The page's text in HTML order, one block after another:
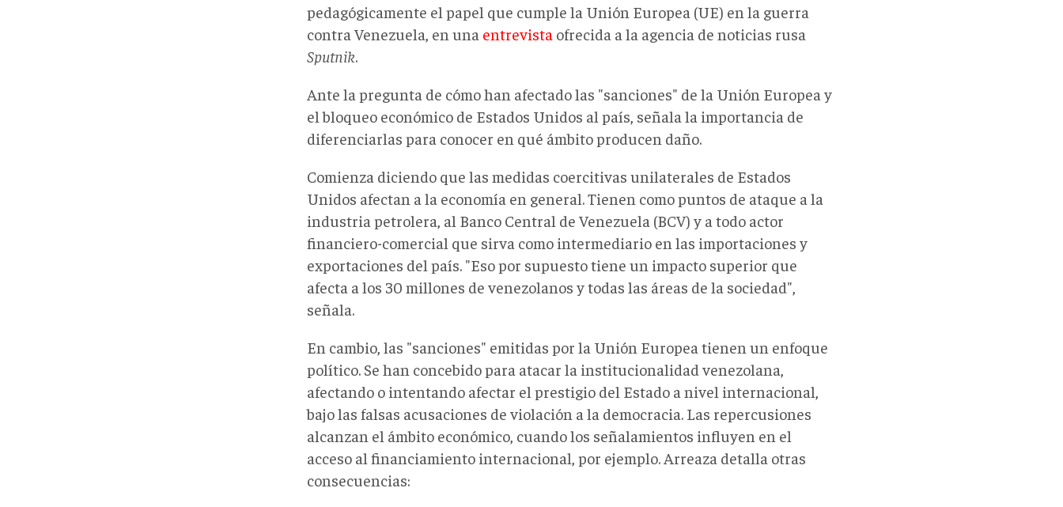
pedagógicamente el papel que cumple la Unión Europea (UE) en la guerra
contra Venezuela, en una entrevista ofrecida a la agencia de noticias rusa
Sputnik.
Ante la pregunta de cómo han afectado las "sanciones" de la Unión Europea y
el bloqueo económico de Estados Unidos al país, señala la importancia de
diferenciarlas para conocer en qué ámbito producen daño.
Comienza diciendo que las medidas coercitivas unilaterales de Estados
Unidos afectan a la economía en general. Tienen como puntos de ataque a la
industria petrolera, al Banco Central de Venezuela (BCV) y a todo actor
financiero-comercial que sirva como intermediario en las importaciones y
exportaciones del país. "Eso por supuesto tiene un impacto superior que
afecta a los 30 millones de venezolanos y todas las áreas de la sociedad",
señala.
En cambio, las "sanciones" emitidas por la Unión Europea tienen un enfoque
político. Se han concebido para atacar la institucionalidad venezolana,
afectando o intentando afectar el prestigio del Estado a nivel internacional,
bajo las falsas acusaciones de violación a la democracia. Las repercusiones
alcanzan el ámbito económico, cuando los señalamientos influyen en el
acceso al financiamiento internacional, por ejemplo. Arreaza detalla otras
consecuencias: